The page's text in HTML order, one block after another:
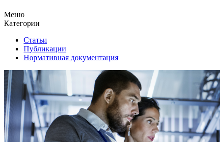
Меню
Категории
Статьи
Публикации
Нормативная документация